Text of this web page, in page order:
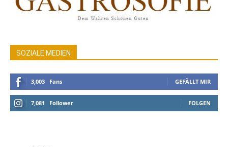
SOZIALE MEDIEN
3,003 Fans GEFÄLLT MIR
7,081 Follower FOLGEN